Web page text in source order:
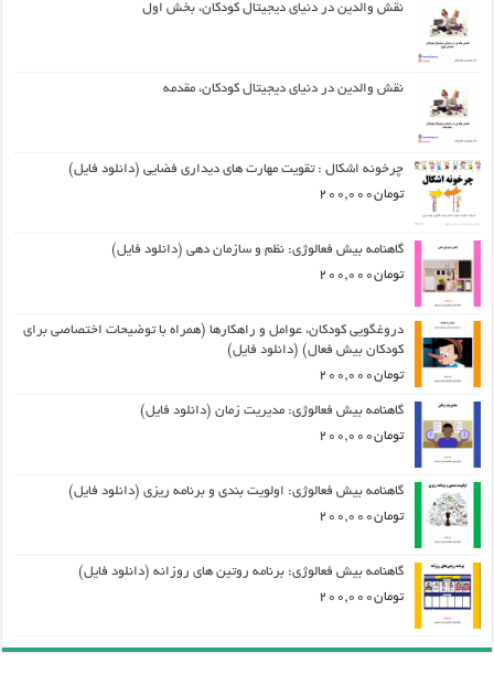
نقش والدین در دنیای دیجیتال کودکان، بخش اول
نقش والدین در دنیای دیجیتال کودکان، مقدمه
چرخونه اشکال : تقویت مهارت های دیداری فضایی (دانلود فایل)
تومان200,000
گاهنامه بیش فعالوژی: نظم و سازمان دهی (دانلود فایل)
تومان200,000
دروغگویی کودکان، عوامل و راهکارها (همراه با توضیحات اختصاصی برای
کودکان بیش فعال) (دانلود فایل)
تومان200,000
گاهنامه بیش فعالوژی: مدیریت زمان (دانلود فایل)
تومان200,000
گاهنامه بیش فعالوژی: اولویت بندی و برنامه ریزی (دانلود فایل)
تومان200,000
گاهنامه بیش فعالوژی: برنامه روتین های روزانه (دانلود فایل)
تومان200,000